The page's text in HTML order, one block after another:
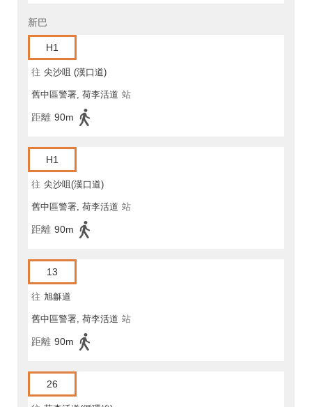
新巴
H1
往 尖沙咀 (漢口道)
舊中區警署, 荷李活道 站
距離 90m
H1
往 尖沙咀(漢口道)
舊中區警署, 荷李活道 站
距離 90m
13
往 旭龢道
舊中區警署, 荷李活道 站
距離 90m
26